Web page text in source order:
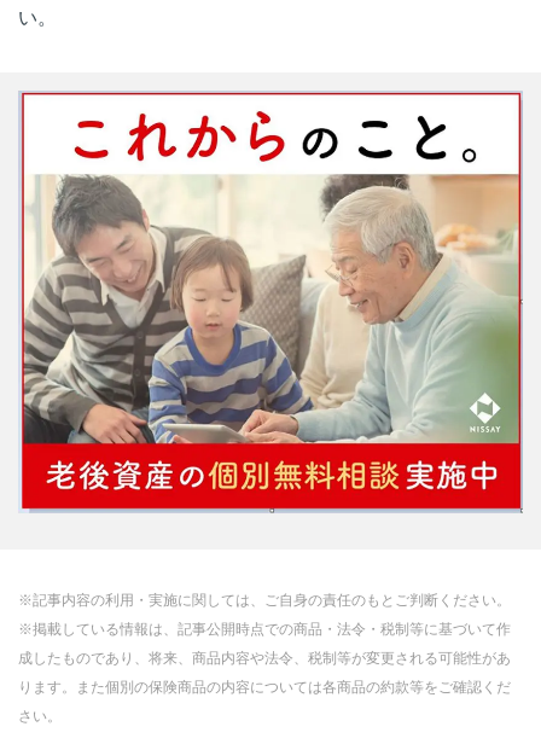
い。
※記事内容の利用・実施に関しては、ご自身の責任のもとご判断ください。
※掲載している情報は、記事公開時点での商品・法令・税制等に基づいて作
成したものであり、将来、商品内容や法令、税制等が変更される可能性があ
ります。また個別の保険商品の内容については各商品の約款等をご確認くだ
さい。